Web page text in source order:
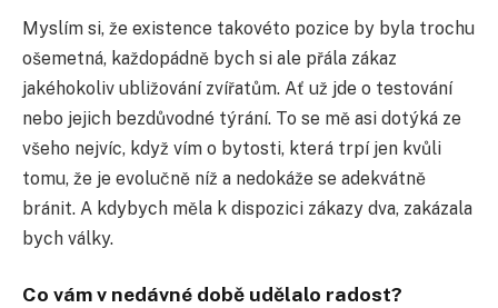
Myslím si, že existence takovéto pozice by byla trochu
ošemetná, každopádně bych si ale přála zákaz
jakéhokoliv ubližování zvířatům. Ať už jde o testování
nebo jejich bezdůvodné týrání. To se mě asi dotýká ze
všeho nejvíc, když vím o bytosti, která trpí jen kvůli
tomu, že je evolučně níž a nedokáže se adekvátně
bránit. A kdybych měla k dispozici zákazy dva, zakázala
bych války.
Co vám v nedávné době udělalo radost?